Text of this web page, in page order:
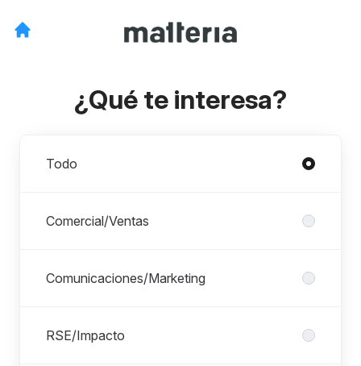
¿Qué te interesa?
Todo
Comercial/Ventas
Comunicaciones/Marketing
RSE/Impacto